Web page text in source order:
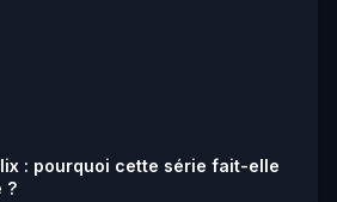
: pourquoi cette série fait-elle
?